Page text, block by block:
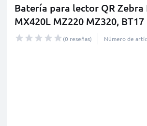
Batería para lector QR Zebra
MX420L MZ220 MZ320, BT17
(0 reseñas) Número de